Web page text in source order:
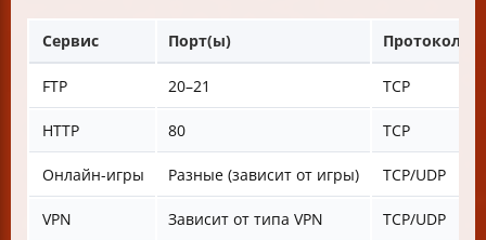
Сервис Порт(ы) Протокол
FTP 20–21 TCP
HTTP 80 TCP
Онлайн-игры Разные (зависит от игры) TCP/UDP
VPN Зависит от типа VPN TCP/UDP